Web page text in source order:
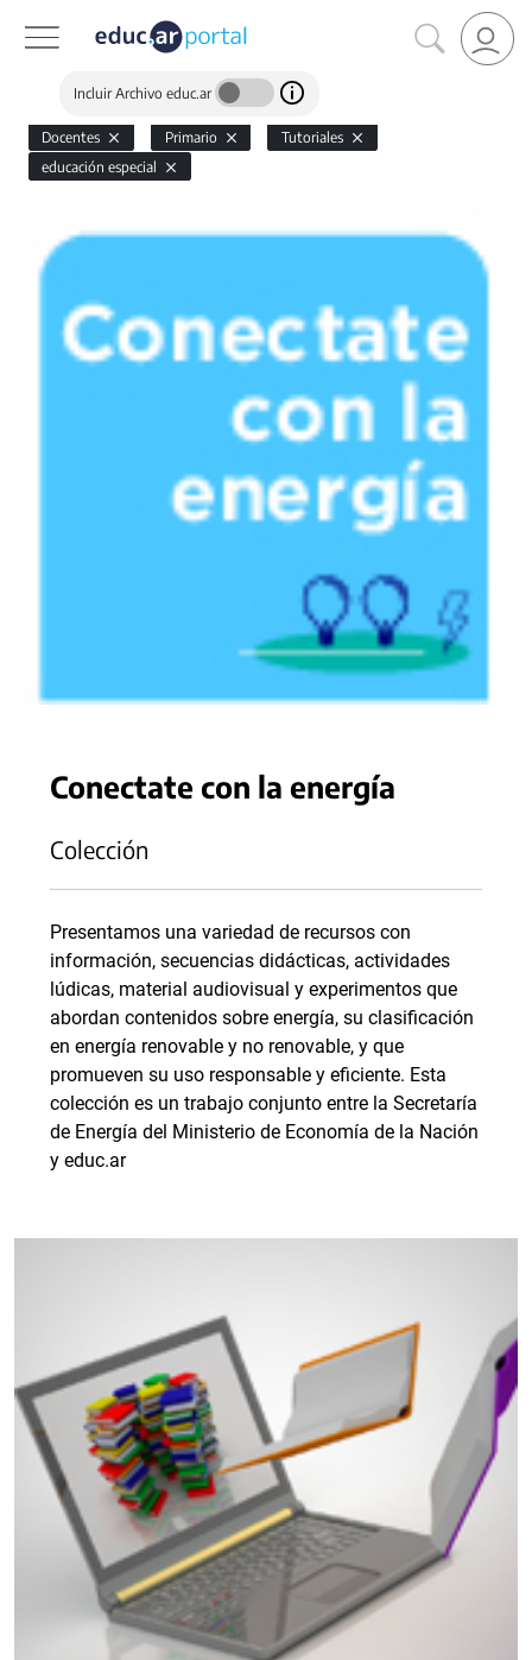
Incluir Archivo educ.ar
Docentes Primario
Tutoriales
educación especial
Conectate con la energía
Colección
Presentamos una variedad de recursos con
información, secuencias didácticas, actividades
lúdicas, material audiovisual y experimentos que
abordan contenidos sobre energía, su clasificación
en energía renovable y no renovable, y que
promueven su uso responsable y eficiente. Esta
colección es un trabajo conjunto entre la Secretaría
de Energía del Ministerio de Economía de la Nación
y educ.ar